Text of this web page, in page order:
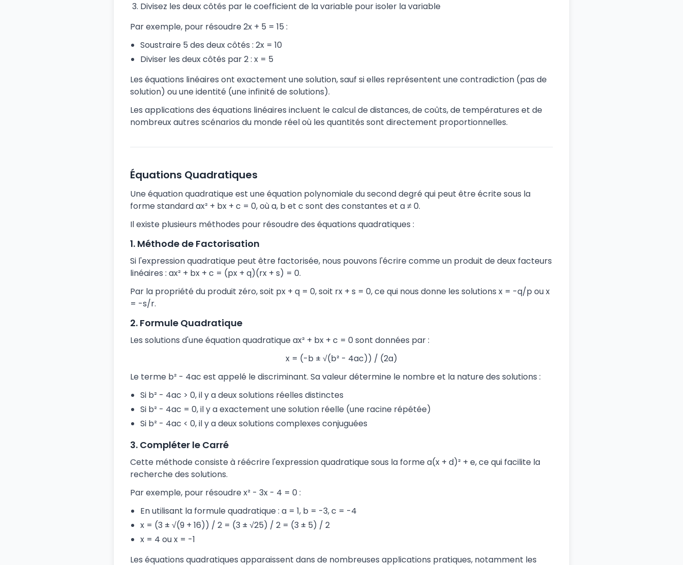
Divisez les deux côtés par le coefficient de la variable pour isoler la variable
Par exemple, pour résoudre 2x + 5 = 15 :
Soustraire 5 des deux côtés : 2x = 10
Diviser les deux côtés par 2 : x = 5
Les équations linéaires ont exactement une solution, sauf si elles représentent une contradiction (pas de
solution) ou une identité (une infinité de solutions).
Les applications des équations linéaires incluent le calcul de distances, de coûts, de températures et de
nombreux autres scénarios du monde réel où les quantités sont directement proportionnelles.
Équations Quadratiques
Une équation quadratique est une équation polynomiale du second degré qui peut être écrite sous la
forme standard ax² + bx + c = 0, où a, b et c sont des constantes et a ≠ 0.
Il existe plusieurs méthodes pour résoudre des équations quadratiques :
1. Méthode de Factorisation
Si l'expression quadratique peut être factorisée, nous pouvons l'écrire comme un produit de deux facteurs
linéaires : ax² + bx + c = (px + q)(rx + s) = 0.
Par la propriété du produit zéro, soit px + q = 0, soit rx + s = 0, ce qui nous donne les solutions x = -q/p ou x
= -s/r.
2. Formule Quadratique
Les solutions d'une équation quadratique ax² + bx + c = 0 sont données par :
x = (-b ± √(b² - 4ac)) / (2a)
Le terme b² - 4ac est appelé le discriminant. Sa valeur détermine le nombre et la nature des solutions :
Si b² - 4ac > 0, il y a deux solutions réelles distinctes
Si b² - 4ac = 0, il y a exactement une solution réelle (une racine répétée)
Si b² - 4ac < 0, il y a deux solutions complexes conjuguées
3. Compléter le Carré
Cette méthode consiste à réécrire l'expression quadratique sous la forme a(x + d)² + e, ce qui facilite la
recherche des solutions.
Par exemple, pour résoudre x² - 3x - 4 = 0 :
En utilisant la formule quadratique : a = 1, b = -3, c = -4
x = (3 ± √(9 + 16)) / 2 = (3 ± √25) / 2 = (3 ± 5) / 2
x = 4 ou x = -1
Les équations quadratiques apparaissent dans de nombreuses applications pratiques, notamment les